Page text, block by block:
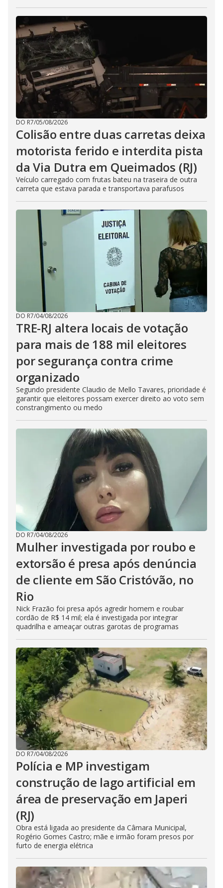
DO R7/05/08/2026
Colisão entre duas carretas deixa
motorista ferido e interdita pista
da Via Dutra em Queimados (RJ)
Veículo carregado com frutas bateu na traseira de outra
carreta que estava parada e transportava parafusos
DO R7/04/08/2026
TRE-RJ altera locais de votação
para mais de 188 mil eleitores
por segurança contra crime
organizado
Segundo presidente Claudio de Mello Tavares, prioridade é
garantir que eleitores possam exercer direito ao voto sem
constrangimento ou medo
DO R7/04/08/2026
Mulher investigada por roubo e
extorsão é presa após denúncia
de cliente em São Cristóvão, no
Rio
Nick Frazão foi presa após agredir homem e roubar
cordão de R$ 14 mil; ela é investigada por integrar
quadrilha e ameaçar outras garotas de programas
DO R7/04/08/2026
Polícia e MP investigam
construção de lago artificial em
área de preservação em Japeri
(RJ)
Obra está ligada ao presidente da Câmara Municipal,
Rogério Gomes Castro; mãe e irmão foram presos por
furto de energia elétrica